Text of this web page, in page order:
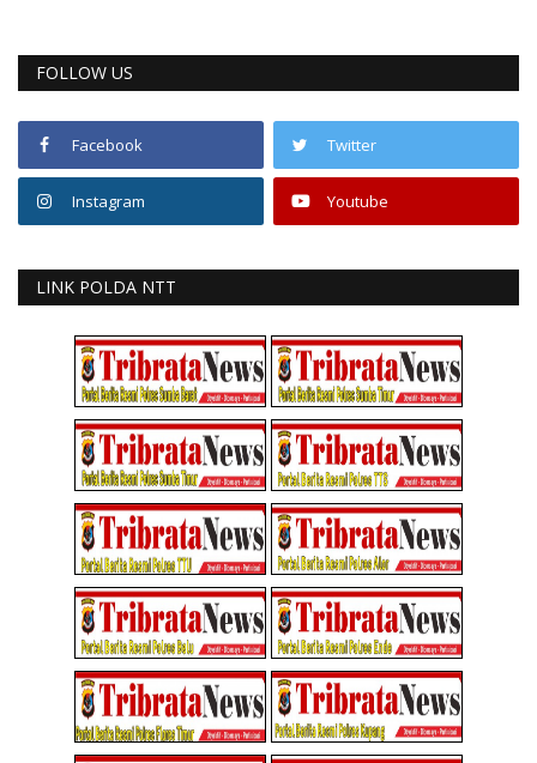
FOLLOW US
Facebook Twitter
Instagram Youtube
LINK POLDA NTT